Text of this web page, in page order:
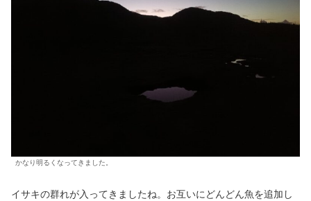
かなり明るくなってきました。
イサキの群れが入ってきましたね。お互いにどんどん魚を追加し